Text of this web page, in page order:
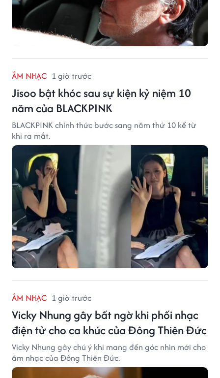
ÂM NHẠC 1 giờ trước
Jisoo bật khóc sau sự kiện kỷ niệm 10
năm của BLACKPINK
BLACKPINK chính thức bước sang năm thứ 10 kể từ
khi ra mắt.
ÂM NHẠC 1 giờ trước
Vicky Nhung gây bất ngờ khi phối nhạc
điện tử cho ca khúc của Đông Thiên Đức
Vicky Nhung gây chú ý khi mang đến góc nhìn mới cho
âm nhạc của Đông Thiên Đức.